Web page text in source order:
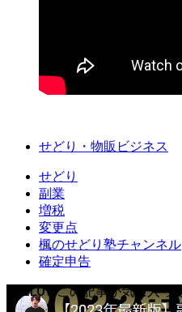
せどり・物販ビジネス
せどり
副業
増税
変更点
楓のせどり塾チャンネル
確定申告
FOLLOW